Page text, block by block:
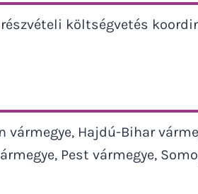
költségvetés
Hajdú-Bihar
Pest vármegye,